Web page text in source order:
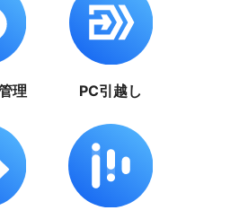
理 PC引越し